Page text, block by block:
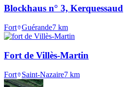
Blockhaus n° 3, Kerquessaud
Fort Guérande7 km
Fort de Villès-Martin
Fort Saint-Nazaire7 km